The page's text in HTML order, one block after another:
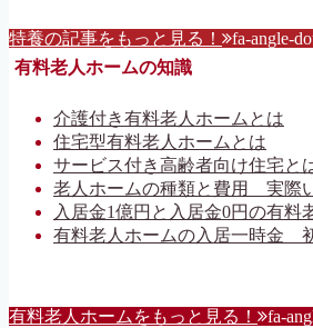
特養の記事をもっと見る！ fa-angle-
有料老人ホームの知識
介護付き有料老人ホームとは
住宅型有料老人ホームとは
サービス付き高齢者向け住宅と
老人ホームの種類と費用 実際
入居金1億円と入居金0円の有料
有料老人ホームの入居一時金
有料老人ホームをもっと見る！ fa-